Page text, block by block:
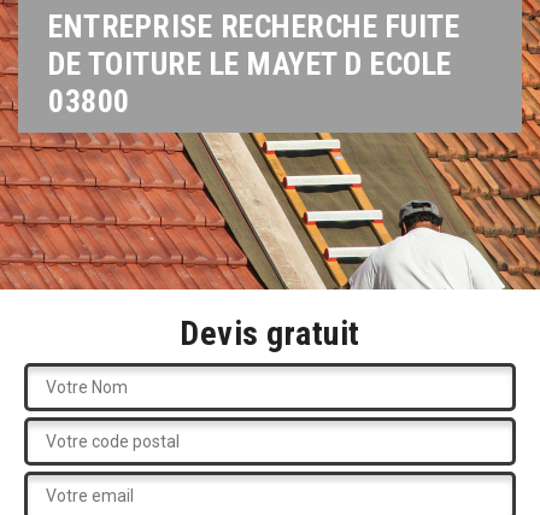
ENTREPRISE RECHERCHE FUITE
DE TOITURE LE MAYET D ECOLE
03800
Devis gratuit